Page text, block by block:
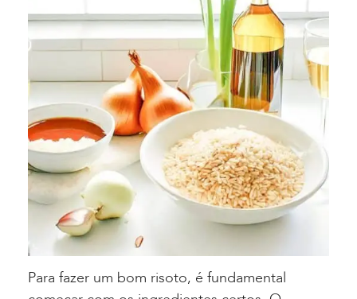
Para fazer um bom risoto, é fundamental